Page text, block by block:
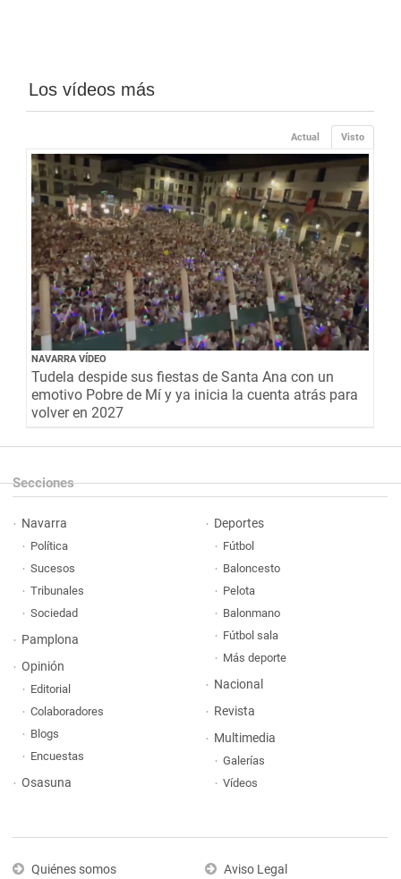
Los vídeos más
Visto
Actual
NAVARRA VÍDEO
Tudela despide sus fiestas de Santa Ana con un
emotivo Pobre de Mí y ya inicia la cuenta atrás para
volver en 2027
Secciones
Navarra
Política
Sucesos
Tribunales
Sociedad
Pamplona
Opinión
Editorial
Colaboradores
Blogs
Encuestas
Osasuna
Deportes
Fútbol
Baloncesto
Pelota
Balonmano
Fútbol sala
Más deporte
Nacional
Revista
Multimedia
Galerías
Vídeos
Quiénes somos Aviso Legal